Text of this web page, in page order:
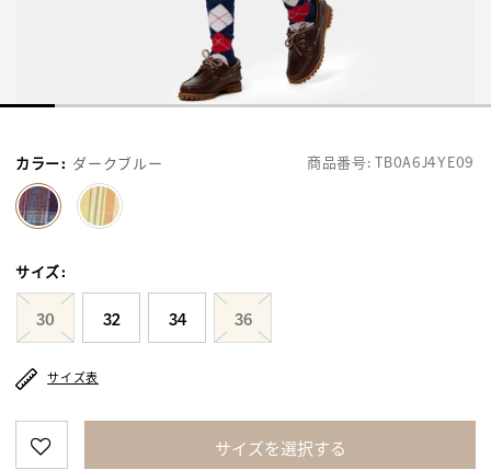
商品番号:TB0A6J4YE09
カラー: ダークブルー
サイズ:
30 32 34 36
サイズ表
サイズを選択する